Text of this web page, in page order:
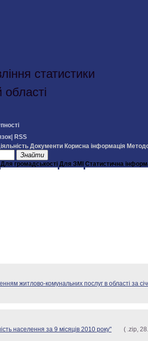
статистики
області
| RSS
Документи Корисна інформація
Знайти
Для громадськості Для ЗМІ Статистична
житлово-комунальних послуг в області за
населення за 9 місяців 2010 року"
( .zip,